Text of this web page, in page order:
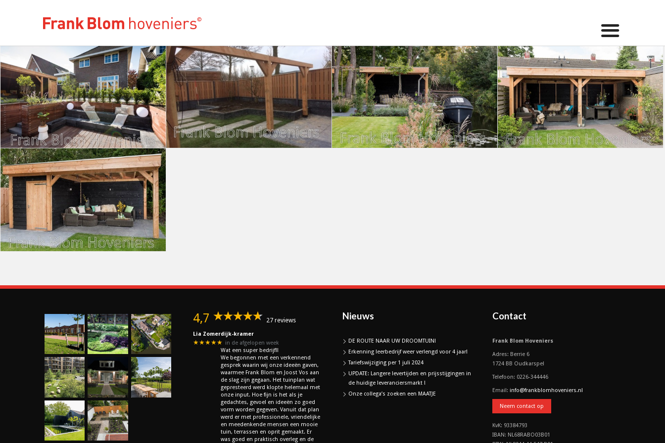
4,7 27 reviews
Lia Zomerdijk-kramer
★★★★★ in de afgelopen week
Wat een super bedrijf!!
We begonnen met een verkennend
gesprek waarin wij onze ideeën gaven,
waarmee Frank Blom en Joost Vos aan
de slag zijn gegaan. Het tuinplan wat
gepresteerd werd klopte helemaal met
onze input. Hoe fijn is het als je
gedachtes, gevoel en ideeën zo goed
vorm worden gegeven. Vanuit dat plan
werd er met professionele, vriendelijke
en meedenkende mensen een mooie
tuin, terrassen en oprit gemaakt. Er
was goed en praktisch overleg en de
Nieuws
DE ROUTE NAAR UW DROOMTUIN!
Erkenning leerbedrijf weer verlengd voor 4 jaar!
Tariefswijziging per 1 juli 2024
UPDATE: Langere levertijden en prijsstijgingen in
de huidige leveranciersmarkt !
Onze collega’s zoeken een MAATJE
Contact
Frank Blom Hoveniers
Adres: Berrie 6
1724 BB Oudkarspel
Telefoon: 0226-344446
Email: info@frankblomhoveniers.nl
Neem contact op
KvK: 93384793
IBAN: NL68RABO03B01